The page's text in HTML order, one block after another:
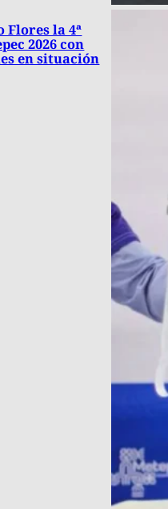
Flores la 4ª
2026 con
en situación